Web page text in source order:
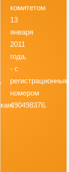
комитетом
13
января
2011
года,
- с
регистрационным
номером
490498376.